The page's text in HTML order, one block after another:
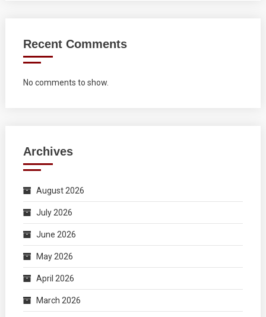
Recent Comments
No comments to show.
Archives
August 2026
July 2026
June 2026
May 2026
April 2026
March 2026